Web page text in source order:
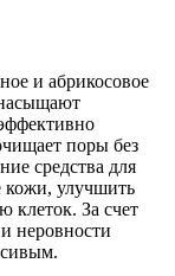
и абрикосовое
поры без
средства для
кожи, улучшить
клеток. За счет
неровности